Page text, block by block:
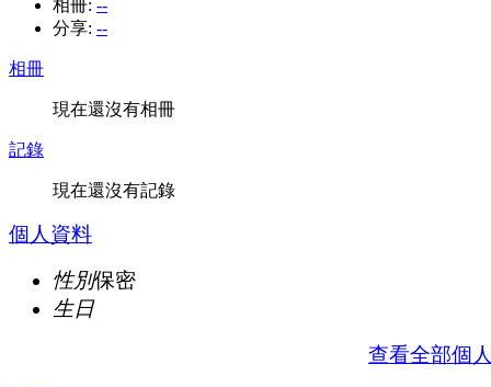
相冊: --
分享: --
相冊
現在還沒有相冊
記錄
現在還沒有記錄
個人資料
性別保密
生日
查看全部個